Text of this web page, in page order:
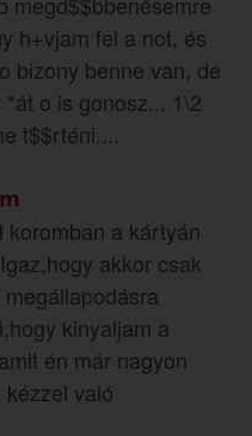
h+vjam fel a not, és
bizony benne van, de
o is gonosz... 1\2
t$$rténi....
koromban a kártyán
akkor csak
kinyaljam a
én már nagyon
való